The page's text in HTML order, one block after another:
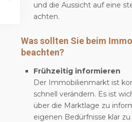
und die Aussicht auf eine
achten.
Was sollten Sie beim
beachten?
Frühzeitig informieren
Der Immobilienmarkt ist
schnell verändern. Es ist
über die Marktlage zu
eigenen Bedürfnisse klar